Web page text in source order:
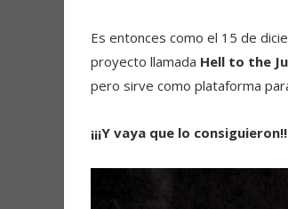
Es entonces como el 15 de
proyecto llamada Hell to the
pero sirve como plataforma
¡¡¡Y vaya que lo